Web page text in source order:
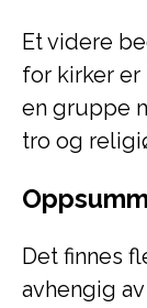
Et videre
for kirker
en gruppe
tro og
Det finnes
avhengig